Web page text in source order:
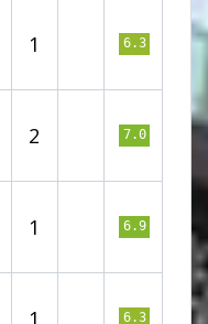
1 6.3
2 7.0
1 6.9
1 6.3